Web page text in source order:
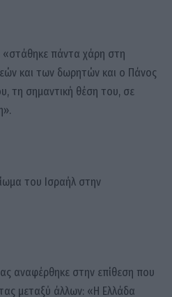
«στάθηκε πάντα χάρη στη
και των δωρητών και ο Πάνος
τη σημαντική θέση του, σε
του Ισραήλ στην
αναφέρθηκε στην επίθεση που
μεταξύ άλλων: «Η Ελλάδα